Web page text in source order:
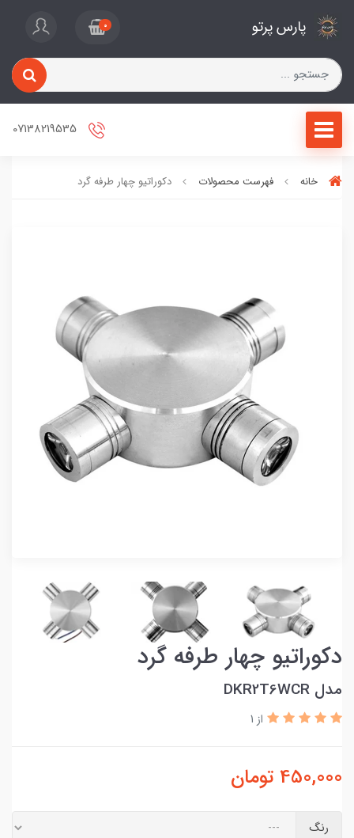
پارس پرتو 0
خانه فهرست محصولات دکوراتیو چهار طرفه گرد
دکوراتیو چهار طرفه گرد
مدل DKR2T6WCR
از 1
450,000 تومان
رنگ